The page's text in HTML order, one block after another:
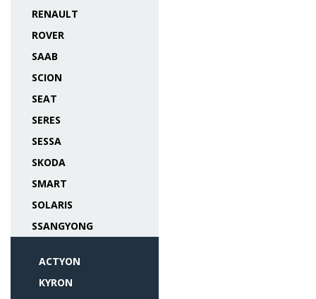
RENAULT
ROVER
SAAB
SCION
SEAT
SERES
SESSA
SKODA
SMART
SOLARIS
SSANGYONG
ACTYON
KYRON